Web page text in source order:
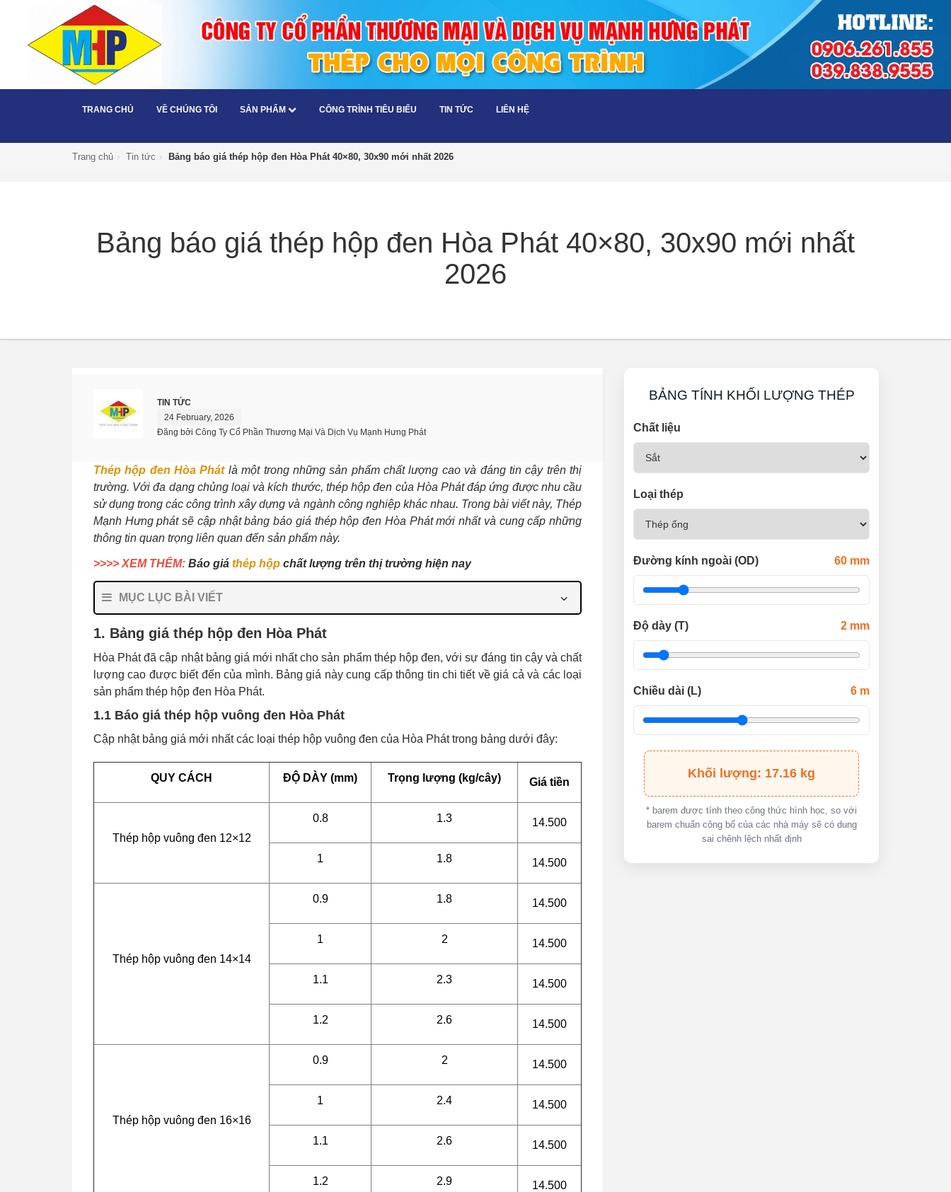
TRANG CHỦ VỀ CHÚNG TÔI SẢN PHẨM CÔNG TRÌNH TIÊU BIỂU TIN TỨC LIÊN HỆ
Trang chủ › Tin tức › Bảng báo giá thép hộp đen Hòa Phát 40×80, 30x90 mới nhất 2026
Bảng báo giá thép hộp đen Hòa Phát 40×80, 30x90 mới nhất
2026
TIN TỨC
24 February, 2026
Đăng bởi Công Ty Cổ Phần Thương Mại Và Dịch Vụ Mạnh Hưng Phát
Thép hộp đen Hòa Phátlà một trong những sản phẩm chất lượng cao và đáng tin cậy trên thị
trường. Với đa dạng chủng loại và kích thước, thép hộp đen của Hòa Phát đáp ứng được nhu cầu
sử dụng trong các công trình xây dựng và ngành công nghiệp khác nhau. Trong bài viết này, Thép
Mạnh Hưng phát sẽ cập nhật bảng báo giá thép hộp đen Hòa Phát mới nhất và cung cấp những
thông tin quan trọng liên quan đến sản phẩm này.
>>>> XEM THÊM: Báo giá thép hộp chất lượng trên thị trường hiện nay
MỤC LỤC BÀI VIẾT
1. Bảng giá thép hộp đen Hòa Phát
Hòa Phát đã cập nhật bảng giá mới nhất cho sản phẩm thép hộp đen, với sự đáng tin cậy và chất
lượng cao được biết đến của mình. Bảng giá này cung cấp thông tin chi tiết về giá cả và các loại
sản phẩm thép hộp đen Hòa Phát.
1.1 Báo giá thép hộp vuông đen Hòa Phát
Cập nhật bảng giá mới nhất các loại thép hộp vuông đen của Hòa Phát trong bảng dưới đây:
QUY CÁCH ĐỘ DÀY (mm) Trọng lượng (kg/cây) Giá tiền
Thép hộp vuông đen 12×12
0.8 1.3 14.500
1 1.8 14.500
Thép hộp vuông đen 14×14
0.9 1.8 14.500
1 2 14.500
1.1 2.3 14.500
1.2 2.6 14.500
Thép hộp vuông đen 16×16
0.9 2 14.500
1 2.4 14.500
1.1 2.6 14.500
1.2 2.9 14.500
BẢNG TÍNH KHỐI LƯỢNG THÉP
Chất liệu
Loại thép
Đường kính ngoài (OD) 60 mm
Độ dày (T) 2 mm
Chiều dài (L) 6 m
Khối lượng: 17.16 kg
* barem được tính theo công thức hình học, so với
barem chuẩn công bố của các nhà máy sẽ có dung
sai chênh lệch nhất định